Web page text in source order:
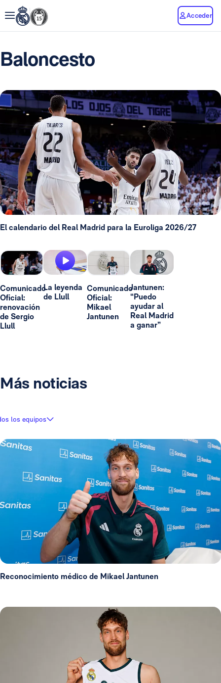
Acceder
Baloncesto
El calendario del Real Madrid para la Euroliga 2026/27
Comunicado
Oficial:
renovación
de Sergio
Llull
La leyenda
de Llull
Comunicado
Oficial:
Mikael
Jantunen
Jantunen:
“Puedo
ayudar al
Real Madrid
a ganar”
Más noticias
los equipos
Reconocimiento médico de Mikael Jantunen